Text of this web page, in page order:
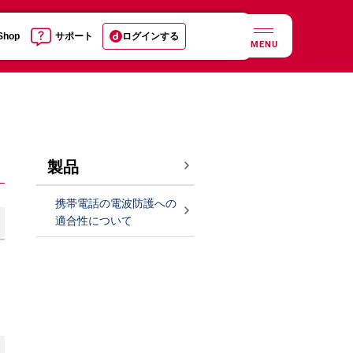
サポート ログインする
MENU
製品
携帯電話の電波防護への
適合性について